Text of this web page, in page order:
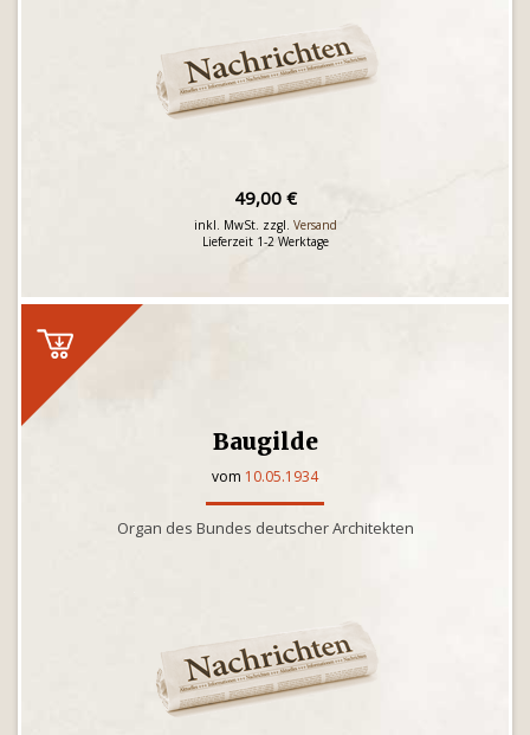
49,00 €
inkl. MwSt. zzgl. Versand
Lieferzeit 1-2 Werktage
Baugilde
vom 10.05.1934
Organ des Bundes deutscher Architekten